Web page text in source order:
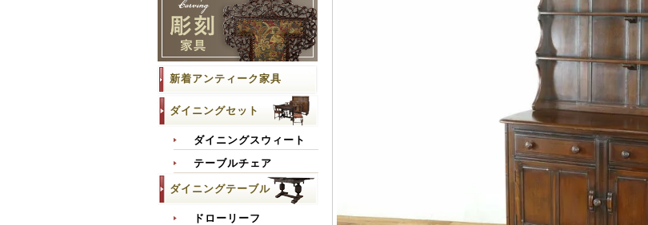
新着アンティーク家具
ダイニングセット
ダイニングスウィート
テーブルチェア
ダイニングテーブル
ドローリーフ